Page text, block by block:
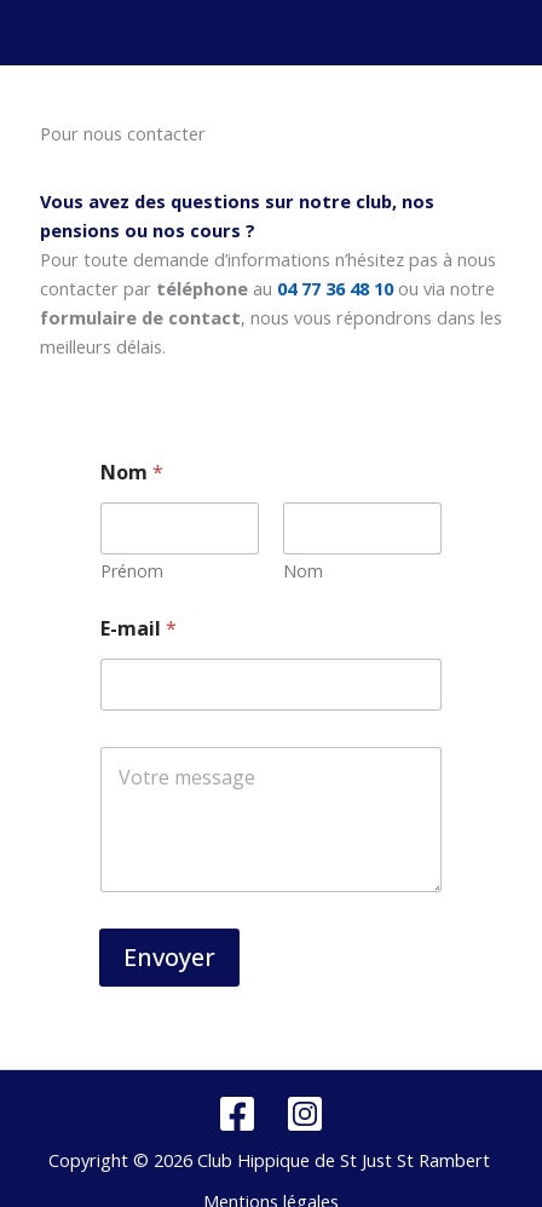
Pour nous contacter
Vous avez des questions sur notre club, nos
pensions ou nos cours ?
Pour toute demande d’informations n’hésitez pas à nous
contacter par téléphoneau 04 77 36 48 10 ou via notre
formulaire de contact, nous vous répondrons dans les
meilleurs délais.
Nom*
Prénom Nom
*
E
m
i
E-mail*
Envoyer
Copyright © 2026 Club Hippique de St Just St Rambert
Mentions légales